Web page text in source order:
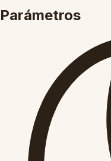
Parámetros